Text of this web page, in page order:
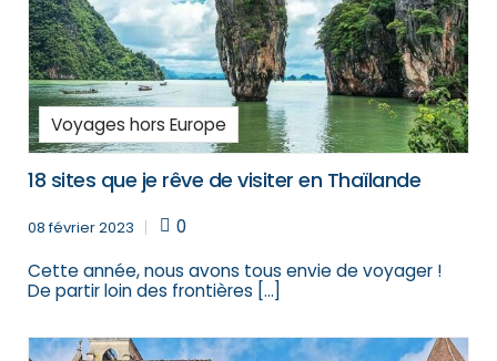
Voyages hors Europe
18 sites que je rêve de visiter en Thaïlande
08 février 2023
0
Cette année, nous avons tous envie de voyager !
De partir loin des frontières […]